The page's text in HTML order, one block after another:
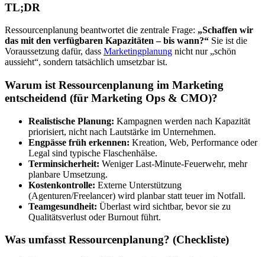
TL;DR
Ressourcenplanung beantwortet die zentrale Frage: „Schaffen wir
das mit den verfügbaren Kapazitäten – bis wann?“ Sie ist die
Voraussetzung dafür, dass Marketingplanung nicht nur „schön
aussieht“, sondern tatsächlich umsetzbar ist.
Warum ist Ressourcenplanung im Marketing
entscheidend (für Marketing Ops & CMO)?
Realistische Planung: Kampagnen werden nach Kapazität
priorisiert, nicht nach Lautstärke im Unternehmen.
Engpässe früh erkennen: Kreation, Web, Performance oder
Legal sind typische Flaschenhälse.
Terminsicherheit: Weniger Last-Minute-Feuerwehr, mehr
planbare Umsetzung.
Kostenkontrolle: Externe Unterstützung
(Agenturen/Freelancer) wird planbar statt teuer im Notfall.
Teamgesundheit: Überlast wird sichtbar, bevor sie zu
Qualitätsverlust oder Burnout führt.
Was umfasst Ressourcenplanung? (Checkliste)